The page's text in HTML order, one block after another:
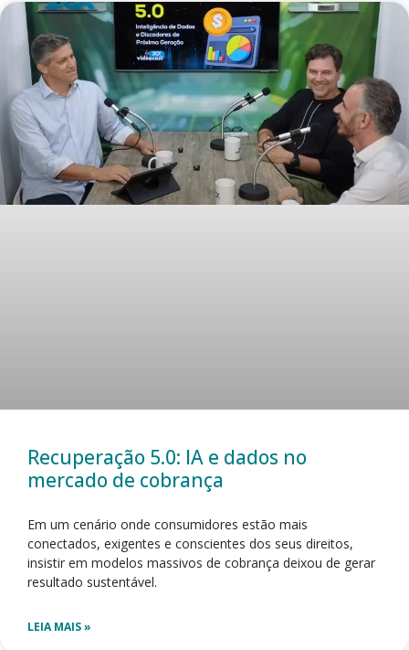
Recuperação 5.0: IA e dados no
mercado de cobrança
Em um cenário onde consumidores estão mais
conectados, exigentes e conscientes dos seus direitos,
insistir em modelos massivos de cobrança deixou de gerar
resultado sustentável.
LEIA MAIS »